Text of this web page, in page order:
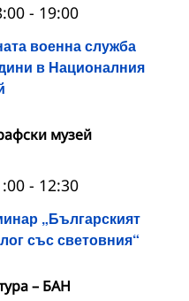
военна служба
в Националния
- 19:00
музей
„Българският
със световния“
- 12:30
– БАН